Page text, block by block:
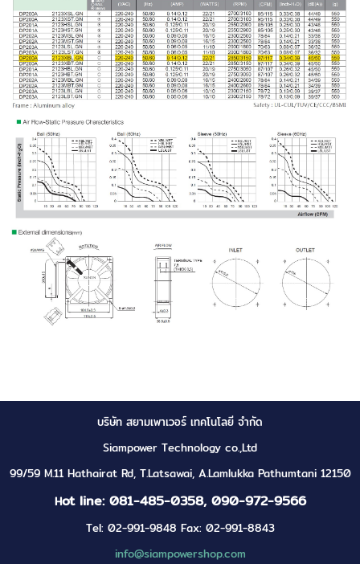
บริษัท สยามเพาเวอร์ เทคโนโลยี จำกัด
Siampower Technology co.,Ltd
99/59 M.11 Hathairat Rd, T.Latsawai, A.Lamlukka Pathumtani 12150
Hot line: 081-485-0358, 090-972-9566
Tel: 02-991-9848 Fax: 02-991-8843
info@siampowershop.com